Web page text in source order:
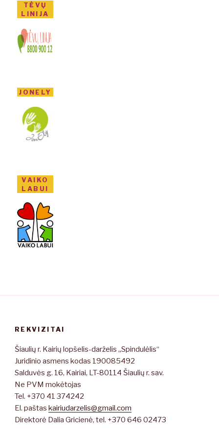
TĖVŲ
LINIJA
JONELY
VAIKO
LABUI
REKVIZITAI
Šiaulių r. Kairių lopšelis-darželis „Spindulėlis“
Juridinio asmens kodas 190085492
Salduvės g. 16, Kairiai, LT-80114 Šiaulių r. sav.
Ne PVM mokėtojas
Tel. +370 41 374242
El. paštas kairiudarzelis@gmail.com
Direktorė Dalia Gricienė, tel. +370 646 02473